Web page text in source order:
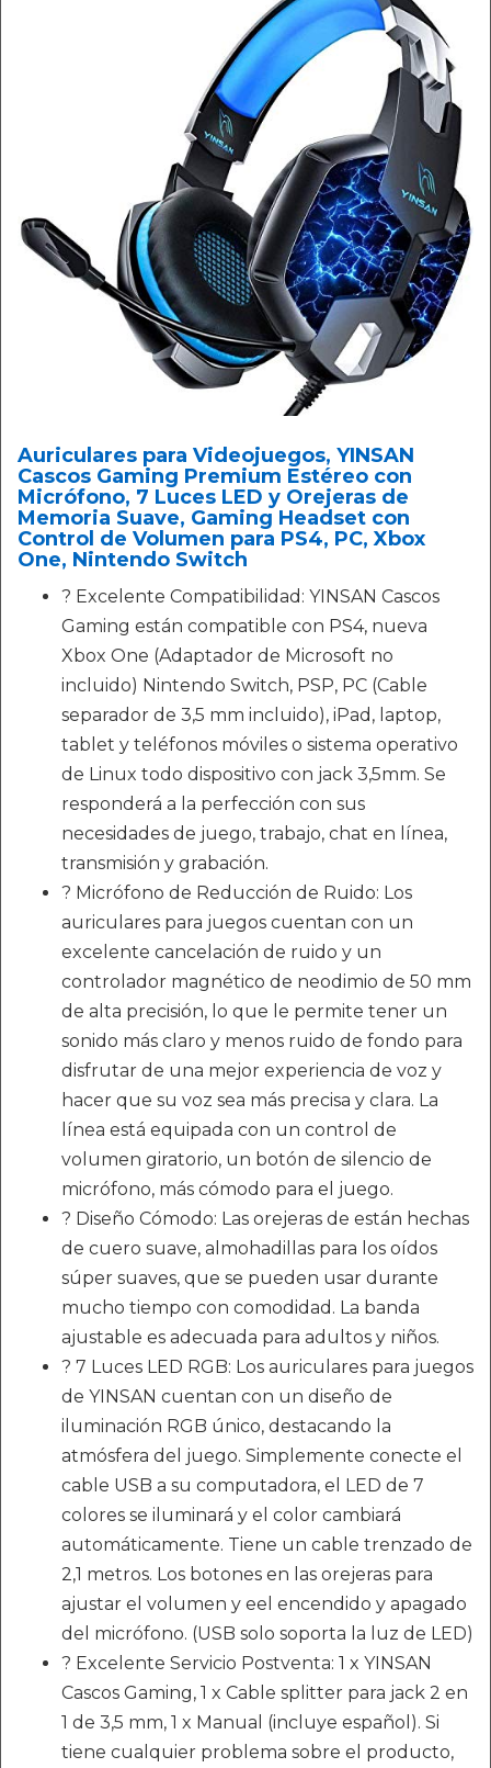
Auriculares para Videojuegos, YINSAN
Cascos Gaming Premium Estéreo con
Micrófono, 7 Luces LED y Orejeras de
Memoria Suave, Gaming Headset con
Control de Volumen para PS4, PC, Xbox
One, Nintendo Switch
? Excelente Compatibilidad: YINSAN Cascos
Gaming están compatible con PS4, nueva
Xbox One (Adaptador de Microsoft no
incluido) Nintendo Switch, PSP, PC (Cable
separador de 3,5 mm incluido), iPad, laptop,
tablet y teléfonos móviles o sistema operativo
de Linux todo dispositivo con jack 3,5mm. Se
responderá a la perfección con sus
necesidades de juego, trabajo, chat en línea,
transmisión y grabación.
? Micrófono de Reducción de Ruido: Los
auriculares para juegos cuentan con un
excelente cancelación de ruido y un
controlador magnético de neodimio de 50 mm
de alta precisión, lo que le permite tener un
sonido más claro y menos ruido de fondo para
disfrutar de una mejor experiencia de voz y
hacer que su voz sea más precisa y clara. La
línea está equipada con un control de
volumen giratorio, un botón de silencio de
micrófono, más cómodo para el juego.
? Diseño Cómodo: Las orejeras de están hechas
de cuero suave, almohadillas para los oídos
súper suaves, que se pueden usar durante
mucho tiempo con comodidad. La banda
ajustable es adecuada para adultos y niños.
? 7 Luces LED RGB: Los auriculares para juegos
de YINSAN cuentan con un diseño de
iluminación RGB único, destacando la
atmósfera del juego. Simplemente conecte el
cable USB a su computadora, el LED de 7
colores se iluminará y el color cambiará
automáticamente. Tiene un cable trenzado de
2,1 metros. Los botones en las orejeras para
ajustar el volumen y eel encendido y apagado
del micrófono. (USB solo soporta la luz de LED)
? Excelente Servicio Postventa: 1 x YINSAN
Cascos Gaming, 1 x Cable splitter para jack 2 en
1 de 3,5 mm, 1 x Manual (incluye español). Si
tiene cualquier problema sobre el producto,